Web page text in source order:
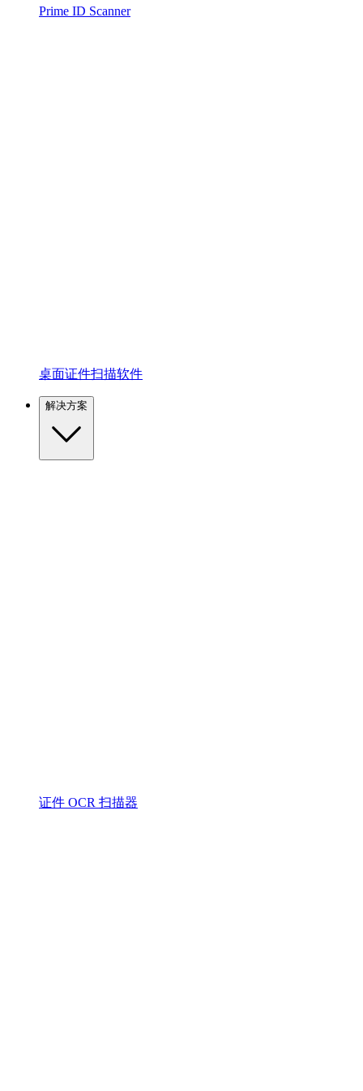
Prime ID Scanner
桌面证件扫描软件
解决方案
证件 OCR 扫描器